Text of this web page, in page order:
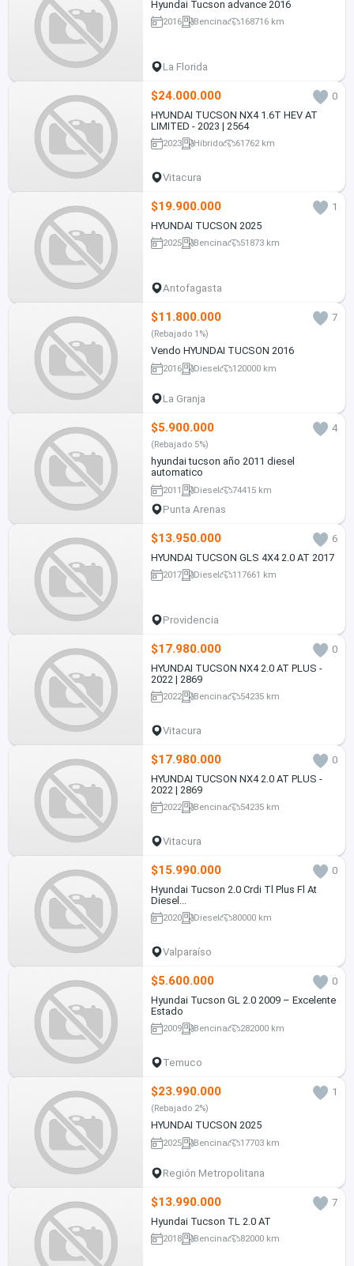
Hyundai Tucson advance 2016
2016 Bencina 168716 km
La Florida
$24.000.000
0
HYUNDAI TUCSON NX4 1.6T HEV AT
LIMITED - 2023 | 2564
2023 Híbrido 61762 km
Vitacura
$19.900.000
1
HYUNDAI TUCSON 2025
2025 Bencina 51873 km
Antofagasta
$11.800.000 7
(Rebajado 1%)
Vendo HYUNDAI TUCSON 2016
2016 Diesel 120000 km
La Granja
$5.900.000 4
(Rebajado 5%)
hyundai tucson año 2011 diesel
automatico
2011 Diesel 74415 km
Punta Arenas
$13.950.000
6
HYUNDAI TUCSON GLS 4X4 2.0 AT 2017
2017 Diesel 117661 km
Providencia
$17.980.000
0
HYUNDAI TUCSON NX4 2.0 AT PLUS -
2022 | 2869
2022 Bencina 54235 km
Vitacura
$17.980.000
0
HYUNDAI TUCSON NX4 2.0 AT PLUS -
2022 | 2869
2022 Bencina 54235 km
Vitacura
$15.990.000
0
Hyundai Tucson 2.0 Crdi Tl Plus Fl At
Diesel...
2020 Diesel 80000 km
Valparaíso
$5.600.000
0
Hyundai Tucson GL 2.0 2009 – Excelente
Estado
2009 Bencina 282000 km
Temuco
$23.990.000 1
(Rebajado 2%)
HYUNDAI TUCSON 2025
2025 Bencina 17703 km
Región Metropolitana
$13.990.000
7
Hyundai Tucson TL 2.0 AT
2018 Bencina 82000 km